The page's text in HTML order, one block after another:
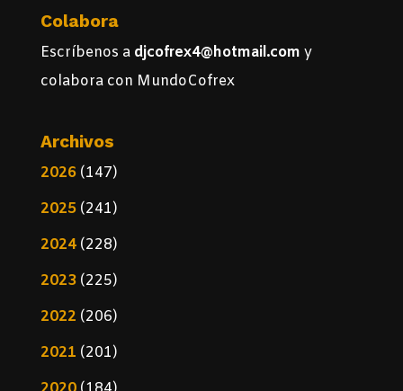
Colabora
Escríbenos a djcofrex4@hotmail.com y
colabora con MundoCofrex
Archivos
2026(147)
2025(241)
2024(228)
2023(225)
2022 (206)
2021 (201)